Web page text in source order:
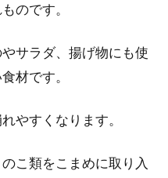
のです。
サラダ、揚げ物にも使
材です。
やすくなります。
こ類をこまめに取り入